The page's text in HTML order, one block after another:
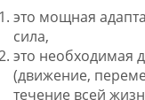
это мощная
сила,
это необходимая
(движение,
течение всей